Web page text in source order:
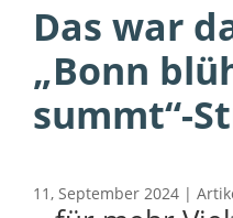
Das war
„Bonn
summt“-
11, September 2024 |